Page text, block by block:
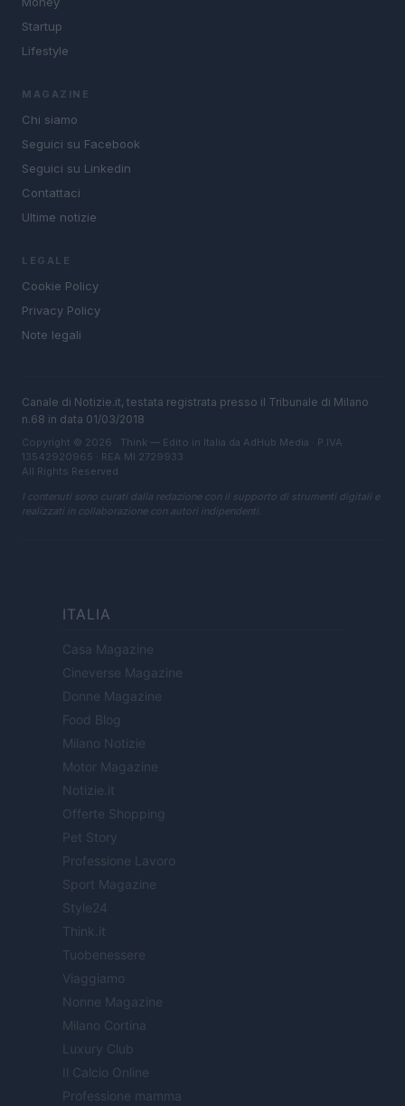
Startup
Lifestyle
MAGAZINE
Chi siamo
Seguici su Facebook
Seguici su Linkedin
Contattaci
Ultime notizie
LEGALE
Cookie Policy
Privacy Policy
Note legali
Canale di Notizie.it, testata registrata presso il Tribunale di Milano
n.68 in data 01/03/2018
Copyright © 2026 · Think — Edito in Italia da AdHub Media · P.IVA
13542920965 · REA MI 2729933
All Rights Reserved
I contenuti sono curati dalla redazione con il supporto di strumenti digitali e
realizzati in collaborazione con autori indipendenti.
ITALIA
Casa Magazine
Cineverse Magazine
Donne Magazine
Food Blog
Milano Notizie
Motor Magazine
Notizie.it
Offerte Shopping
Pet Story
Professione Lavoro
Sport Magazine
Style24
Think.it
Tuobenessere
Viaggiamo
Nonne Magazine
Milano Cortina
Luxury Club
Il Calcio Online
Professione mamma